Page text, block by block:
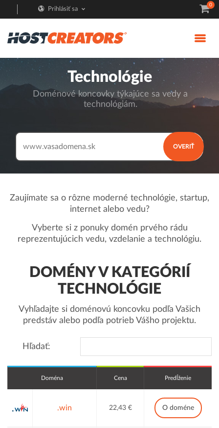
Prihlásiť sa
0
Technológie
Doménové koncovky týkajúce sa vedy a
technológiám.
OVERIŤ
www.
Zaujímate sa o rôzne moderné technológie, startup,
internet alebo vedu?
Vyberte si z ponuky domén prvého rádu
reprezentujúcich vedu, vzdelanie a technológiu.
DOMÉNY V KATEGÓRIÍ
TECHNOLÓGIE
Vyhľadajte si doménovú koncovku podľa Vašich
predstáv alebo podľa potrieb Vášho projektu.
Hľadať:
Doména Cena Predĺženie
.win 22,43 € O doméne